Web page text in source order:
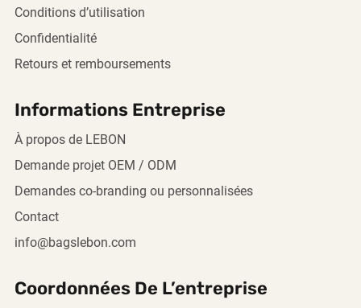
Conditions d’utilisation
Confidentialité
Retours et remboursements
Informations Entreprise
À propos de LEBON
Demande projet OEM / ODM
Demandes co-branding ou personnalisées
Contact
info@bagslebon.com
Coordonnées De L’entreprise